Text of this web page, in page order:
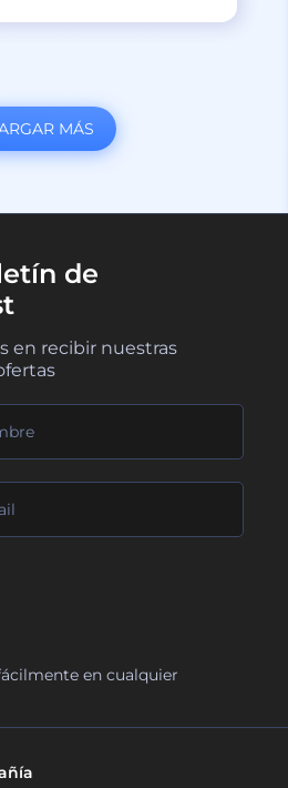
MÁS
de
en recibir nuestras
en cualquier